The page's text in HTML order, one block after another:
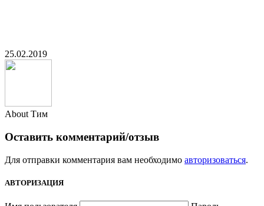
25.02.2019
About Тим
Оставить комментарий/отзыв
Для отправки комментария вам необходимо авторизоваться.
АВТОРИЗАЦИЯ